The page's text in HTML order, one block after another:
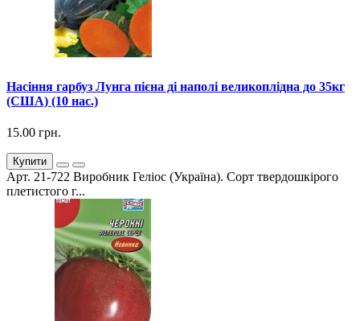
Насіння гарбуз Лунга пієна ді наполі великоплідна до 35кг
(США) (10 нас.)
15.00 грн.
Купити
Арт. 21-722 Виробник Геліос (Україна). Сорт твердошкірого
плетистого г...